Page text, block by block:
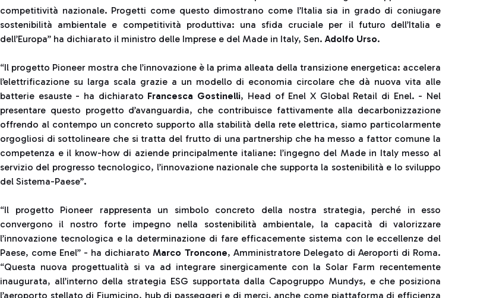
competitività nazionale. Progetti come questo dimostrano come l’Italia sia in grado di coniugare
sostenibilità ambientale e competitività produttiva: una sfida cruciale per il futuro dell’Italia e
dell’Europa” ha dichiarato il ministro delle Imprese e del Made in Italy, Sen.Adolfo Urso.
“Il progetto Pioneer mostra che l’innovazione è la prima alleata della transizione energetica: accelera
l’elettrificazione su larga scala grazie a un modello di economia circolare che dà nuova vita alle
batterie esauste - ha dichiarato Francesca Gostinelli, Head of Enel X Global Retail di Enel. - Nel
presentare questo progetto d’avanguardia, che contribuisce fattivamente alla decarbonizzazione
offrendo al contempo un concreto supporto alla stabilità della rete elettrica, siamo particolarmente
orgogliosi di sottolineare che si tratta del frutto di una partnership che ha messo a fattor comune la
competenza e il know-how di aziende principalmente italiane: l’ingegno del Made in Italy messo al
servizio del progresso tecnologico, l’innovazione nazionale che supporta la sostenibilità e lo sviluppo
del Sistema-Paese”.
“Il progetto Pioneer rappresenta un simbolo concreto della nostra strategia, perché in esso
convergono il nostro forte impegno nella sostenibilità ambientale, la capacità di valorizzare
l’innovazione tecnologica e la determinazione di fare efficacemente sistema con le eccellenze del
Paese, come Enel” - ha dichiaratoMarco Troncone, Amministratore Delegato di Aeroporti di Roma.
“Questa nuova progettualità si va ad integrare sinergicamente con la Solar Farm recentemente
inaugurata, all’interno della strategia ESG supportata dalla Capogruppo Mundys, e che posiziona
l’aeroporto stellato di Fiumicino, hub di passeggeri e di merci, anche come piattaforma di efficienza